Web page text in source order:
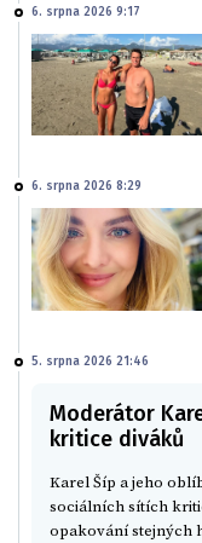
6. srpna 2026 9:17
6. srpna 2026 8:29
5. srpna 2026 21:46
Moderátor
kritice diváků
Karel Šíp a jeho
sociálních sítích
opakování stejných